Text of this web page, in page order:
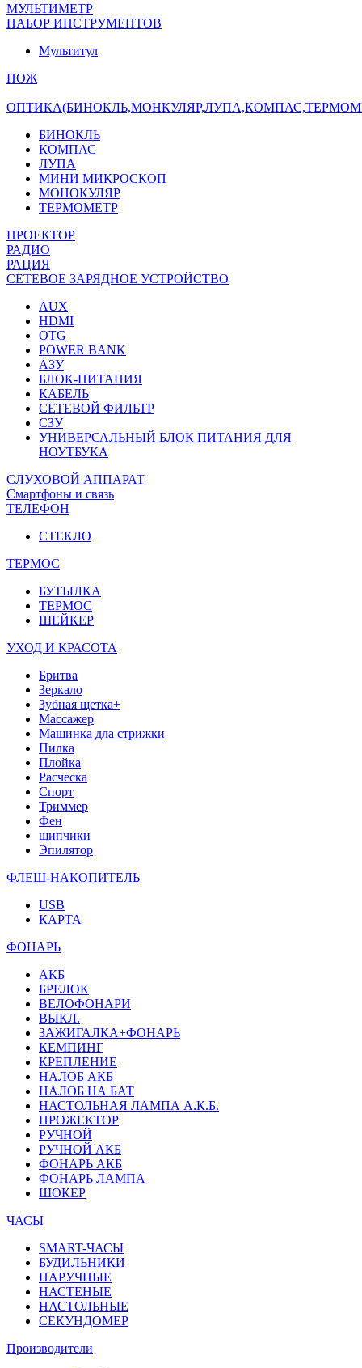
МУЛЬТИМЕТР
НАБОР ИНСТРУМЕНТОВ
Мультитул
НОЖ
БИНОКЛЬ
КОМПАС
ЛУПА
МИНИ МИКРОСКОП
МОНОКУЛЯР
ТЕРМОМЕТР
ПРОЕКТОР
РАДИО
РАЦИЯ
СЕТЕВОЕ ЗАРЯДНОЕ УСТРОЙСТВО
AUX
HDMI
OTG
POWER BANK
АЗУ
БЛОК-ПИТАНИЯ
КАБЕЛЬ
СЕТЕВОЙ ФИЛЬТР
СЗУ
УНИВЕРСАЛЬНЫЙ БЛОК ПИТАНИЯ ДЛЯ
НОУТБУКА
СЛУХОВОЙ АППАРАТ
Смартфоны и связь
ТЕЛЕФОН
СТЕКЛО
ТЕРМОС
БУТЫЛКА
ТЕРМОС
ШЕЙКЕР
УХОД И КРАСОТА
Бритва
Зеркало
Зубная щетка+
Массажер
Машинка дла стрижки
Пилка
Плойка
Расческа
Спорт
Триммер
Фен
щипчики
Эпилятор
ФЛЕШ-НАКОПИТЕЛЬ
USB
КАРТА
ФОНАРЬ
АКБ
БРЕЛОК
ВЕЛОФОНАРИ
ВЫКЛ.
ЗАЖИГАЛКА+ФОНАРЬ
КЕМПИНГ
КРЕПЛЕНИЕ
НАЛОБ АКБ
НАЛОБ НА БАТ
НАСТОЛЬНАЯ ЛАМПА А.К.Б.
ПРОЖЕКТОР
РУЧНОЙ
РУЧНОЙ АКБ
ФОНАРЬ АКБ
ФОНАРЬ ЛАМПА
ШОКЕР
ЧАСЫ
SMART-ЧАСЫ
БУДИЛЬНИКИ
НАРУЧНЫЕ
НАСТЕНЫЕ
НАСТОЛЬНЫЕ
СЕКУНДОМЕР
Производители